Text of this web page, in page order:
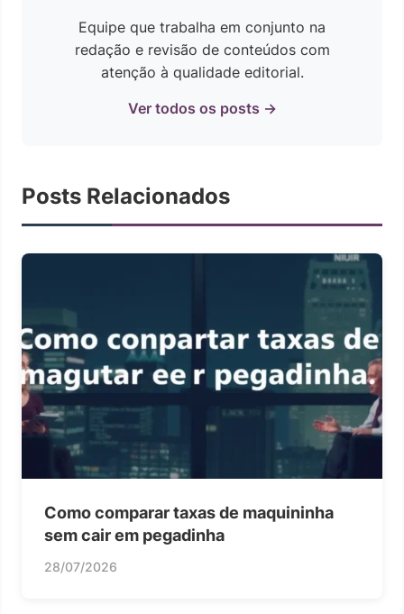
Equipe que trabalha em conjunto na
redação e revisão de conteúdos com
atenção à qualidade editorial.
Ver todos os posts →
Posts Relacionados
Como comparar taxas de maquininha
sem cair em pegadinha
28/07/2026